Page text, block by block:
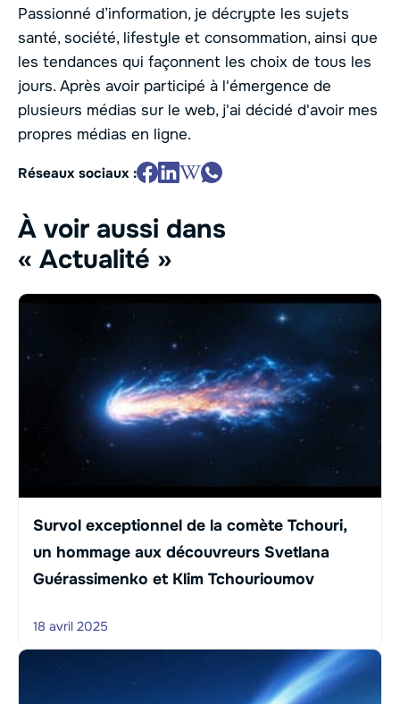
Passionné d’information, je décrypte les sujets
santé, société, lifestyle et consommation, ainsi que
les tendances qui façonnent les choix de tous les
jours. Après avoir participé à l'émergence de
plusieurs médias sur le web, j'ai décidé d'avoir mes
propres médias en ligne.
Réseaux sociaux :
À voir aussi dans
« Actualité »
Survol exceptionnel de la comète Tchouri,
un hommage aux découvreurs Svetlana
Guérassimenko et Klim Tchourioumov
18 avril 2025